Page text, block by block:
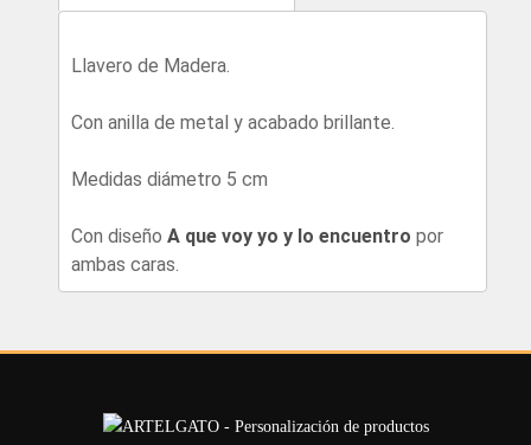
Llavero de Madera.
Con anilla de metal y acabado brillante.
Medidas diámetro 5 cm
Con diseño A que voy yo y lo encuentro por
ambas caras.